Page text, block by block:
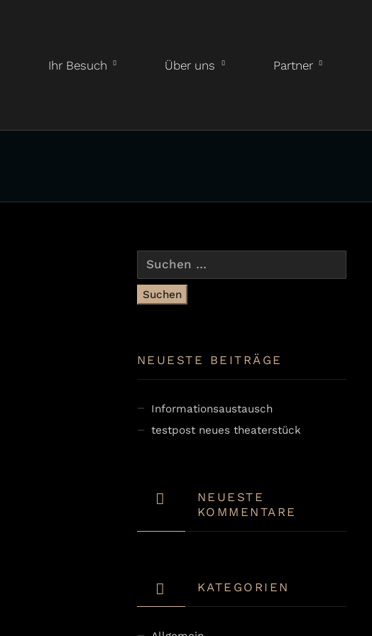
Ihr Besuch Über uns Partner
Suchen
NEUESTE BEITRÄGE
Informationsaustausch
testpost neues theaterstück
NEUESTE
KOMMENTARE
KATEGORIEN